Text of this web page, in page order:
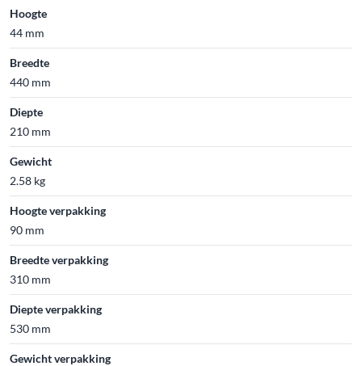
Hoogte
44 mm
Breedte
440 mm
Diepte
210 mm
Gewicht
2.58 kg
Hoogte verpakking
90 mm
Breedte verpakking
310 mm
Diepte verpakking
530 mm
Gewicht verpakking